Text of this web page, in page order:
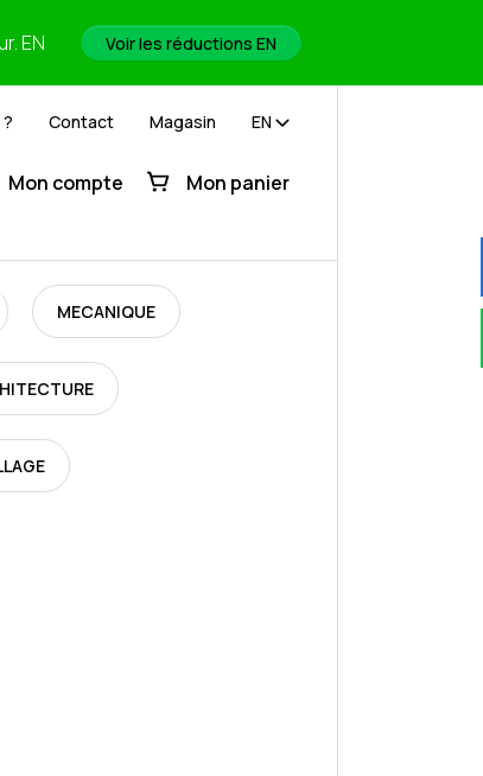
EN Voir les réductions EN
Contact Magasin EN
Mon compte Mon panier
MECANIQUE